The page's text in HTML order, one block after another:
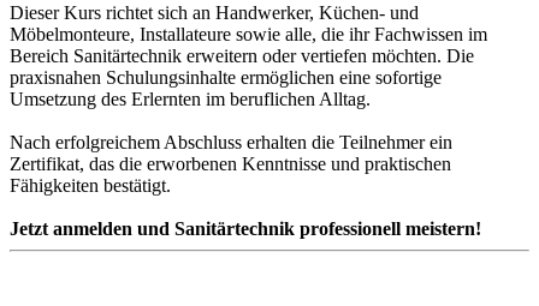
Dieser Kurs richtet sich an Handwerker, Küchen- und
Möbelmonteure, Installateure sowie alle, die ihr Fachwissen im
Bereich Sanitärtechnik erweitern oder vertiefen möchten. Die
praxisnahen Schulungsinhalte ermöglichen eine sofortige
Umsetzung des Erlernten im beruflichen Alltag.
Nach erfolgreichem Abschluss erhalten die Teilnehmer ein
Zertifikat, das die erworbenen Kenntnisse und praktischen
Fähigkeiten bestätigt.
Jetzt anmelden und Sanitärtechnik professionell meistern!